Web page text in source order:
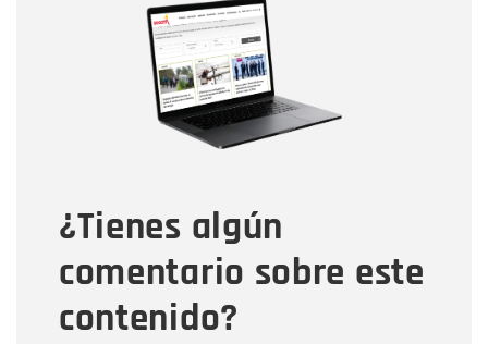
¿Tienes algún
comentario sobre este
contenido?
Correo electrónico
Tipo de comentario
Mensaje